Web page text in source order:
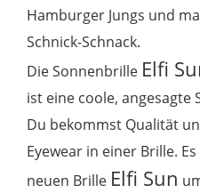
Hamburger Jungs und
Schnick-Schnack.
Die Sonnenbrille Elfi
ist eine coole, angesagte
Du bekommst Qualität
Eyewear in einer Brille.
neuen Brille Elfi Sun